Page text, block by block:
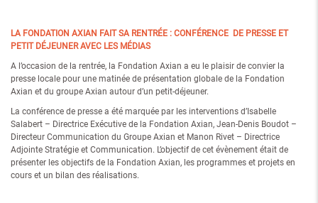
LA FONDATION AXIAN FAIT SA RENTRÉE : CONFÉRENCE DE PRESSE ET
PETIT DÉJEUNER AVEC LES MÉDIAS
A l’occasion de la rentrée, la Fondation Axian a eu le plaisir de convier la
presse locale pour une matinée de présentation globale de la Fondation
Axian et du groupe Axian autour d’un petit-déjeuner.
La conférence de presse a été marquée par les interventions d’Isabelle
Salabert – Directrice Exécutive de la Fondation Axian, Jean-Denis Boudot –
Directeur Communication du Groupe Axian et Manon Rivet – Directrice
Adjointe Stratégie et Communication. L’objectif de cet évènement était de
présenter les objectifs de la Fondation Axian, les programmes et projets en
cours et un bilan des réalisations.